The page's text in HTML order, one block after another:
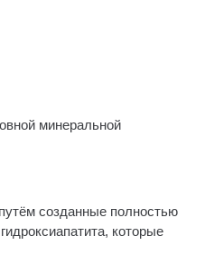
минеральной
созданные полностью
которые